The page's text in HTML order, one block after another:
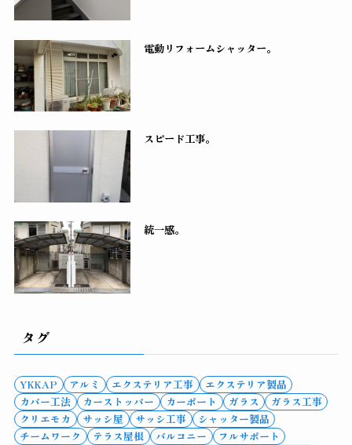
電動リフォームシャッター。
スピード工事。
統一感。
タグ
YKKAP アルミ エクステリア工事
エクステリア製品
カバー工法
カーストッパー カーポート ガラス
ガラス工事
クリエモカ
サッシ屋 サッシ工事
シャッター製品
チームワーク
テラス屋根 バルコニー
フルサポート